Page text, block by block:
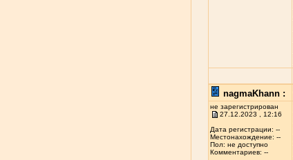
nagmaKhann :
не зарегистрирован
27.12.2023 , 12:16
Дата регистрации: --
Местонахождение: --
Пол: не доступно
Комментариев: --